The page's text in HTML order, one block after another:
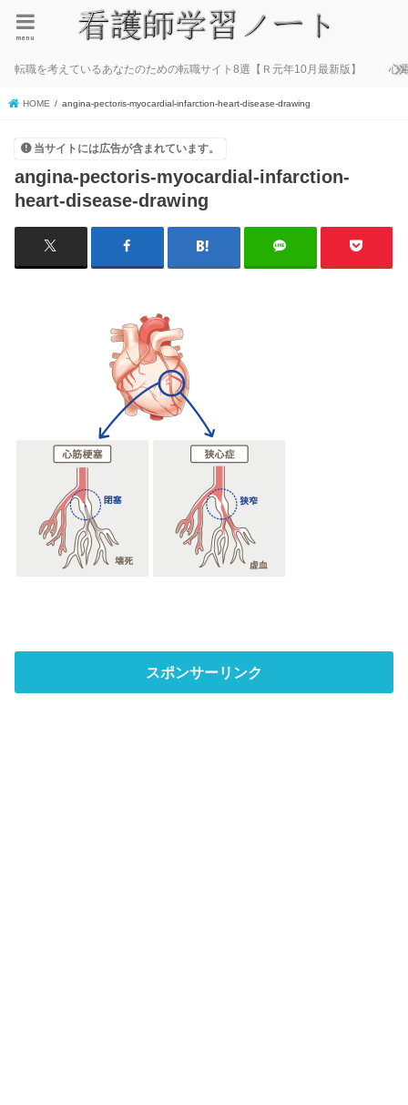
menu
転職を考えているあなたのための転職サイト8選【Ｒ元年10月最新版】 心
HOME angina-pectoris-myocardial-infarction-heart-disease-drawing
当サイトには広告が含まれています。
angina-pectoris-myocardial-infarction-
heart-disease-drawing
スポンサーリンク